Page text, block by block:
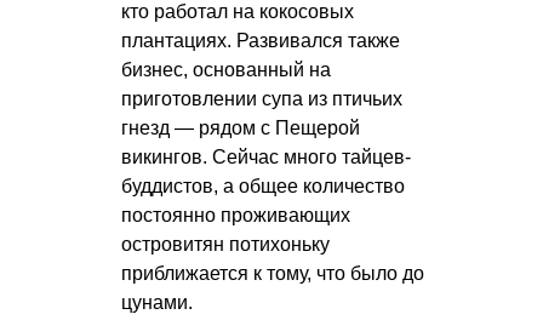
кто работал на кокосовых
плантациях. Развивался также
бизнес, основанный на
приготовлении супа из птичьих
гнезд — рядом с Пещерой
викингов. Сейчас много тайцев-
буддистов, а общее количество
постоянно проживающих
островитян потихоньку
приближается к тому, что было до
цунами.